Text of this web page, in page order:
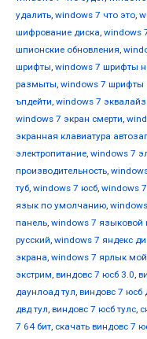
удалить, windows 7 что это,
шифрование диска, windows
шпионские обновления,
шрифты, windows 7 шрифты
размыты, windows 7 шрифты
ъпдейти, windows 7
windows 7 экран смерти,
экранная клавиатура
электропитание, windows 7
производительность,
туб, windows 7 юсб, windows
язык по умолчанию,
панель, windows 7 языковой
русский, windows 7 яндекс
экрана, windows 7 ярлык
экстрим, виндовс 7 юсб 3.0,
даунлоад тул, виндовс 7 юсб
двд тул, виндовс 7 юсб тулс,
7 64 бит, скачать виндовс 7